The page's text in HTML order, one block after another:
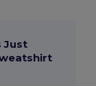
Just